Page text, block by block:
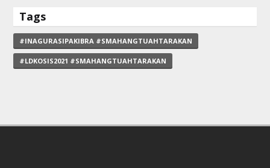
Tags
#INAGURASIPAKIBRA #SMAHANGTUAHTARAKAN
#LDKOSIS2021 #SMAHANGTUAHTARAKAN